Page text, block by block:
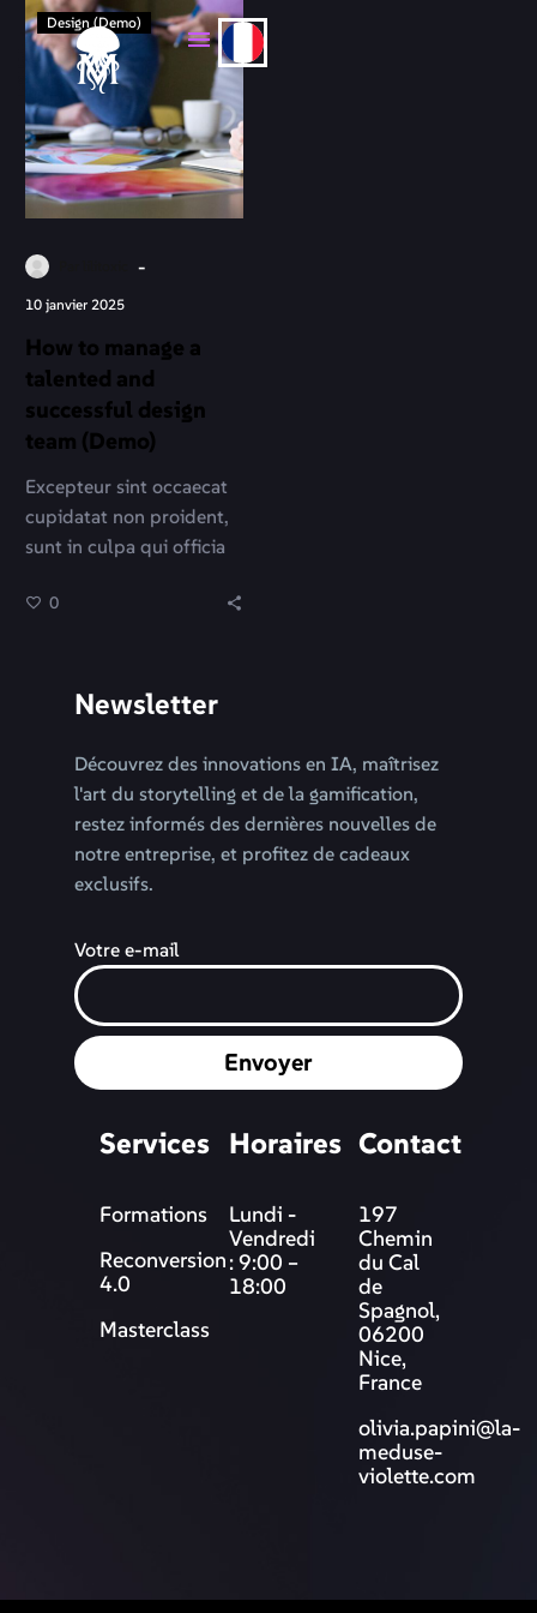
Design (Demo)
-
10 janvier 2025
How to manage a
talented and
successful design
team (Demo)
Excepteur sint occaecat
cupidatat non proident,
sunt in culpa qui officia
est laborum.
0
Newsletter
Découvrez des innovations en IA, maîtrisez
l'art du storytelling et de la gamification,
restez informés des dernières nouvelles de
notre entreprise, et profitez de cadeaux
exclusifs.
Votre e-mail
Envoyer
Services
Formations
Reconversion
4.0
Masterclass
Horaires
Lundi -
Vendredi
: 9:00 –
18:00
Contact
197
Chemin
du Cal
de
Spagnol,
06200
Nice,
France
olivia.papini@la-
meduse-
violette.com